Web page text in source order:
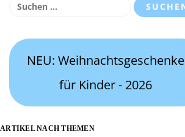
Suchen
NEU: Weihnachtsgeschenke
für Kinder - 2026
ARTIKEL NACH THEMEN